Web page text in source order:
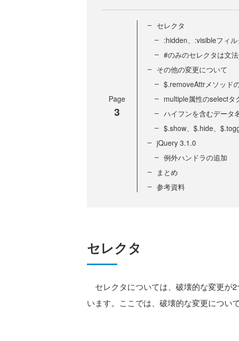
Page
3
セレクタ
:hidden、:visibleフィ
#のみのセレクタは文
その他の変更について
$.removeAttrメソッド
multiple属性のselectタ
ハイフンを含むデータ
$.show、$.hide、
jQuery 3.1.0
例外ハンドラの追加
まとめ
参考資料
セレクタ
セレクタについては、破壊的な変更が
います。ここでは、破壊的な変更につい